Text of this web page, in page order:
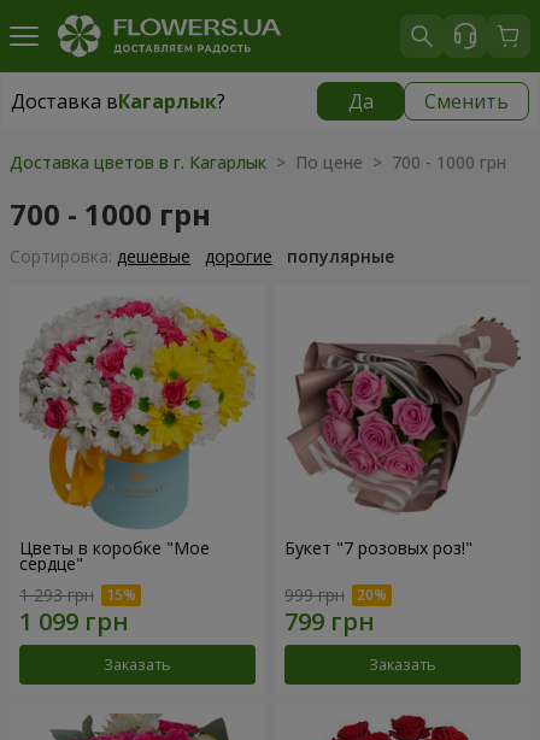
Доставка вКагарлык? Да Сменить
Доставка вКагарлык|
Доставка цветов в г. Кагарлык > По цене > 700 - 1000 грн
700 - 1000 грн
Cортировка: дешевые дорогие популярные
Цветы в коробке "Мое
сердце"
1 293 грн
Заказать
Букет "7 розовых роз!"
999 грн
Заказать